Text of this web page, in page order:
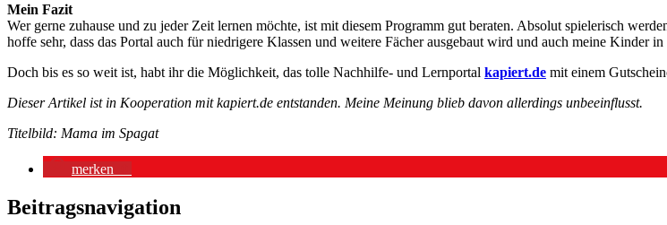
Mein Fazit
Wer gerne zuhause und zu jeder Zeit lernen möchte, ist mit diesem Programm gut beraten. Absolut spielerisch
hoffe sehr, dass das Portal auch für niedrigere Klassen und weitere Fächer ausgebaut wird und auch meine Kinder
Doch bis es so weit ist, habt ihr die Möglichkeit, das tolle Nachhilfe- und Lernportal kapiert.de mit einem
Dieser Artikel ist in Kooperation mit kapiert.de entstanden. Meine Meinung blieb davon allerdings unbeeinflusst.
Titelbild: Mama im Spagat
merken
Beitragsnavigation